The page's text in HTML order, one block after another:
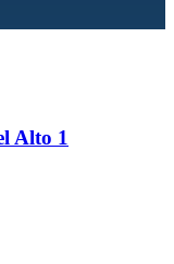
Alto 1